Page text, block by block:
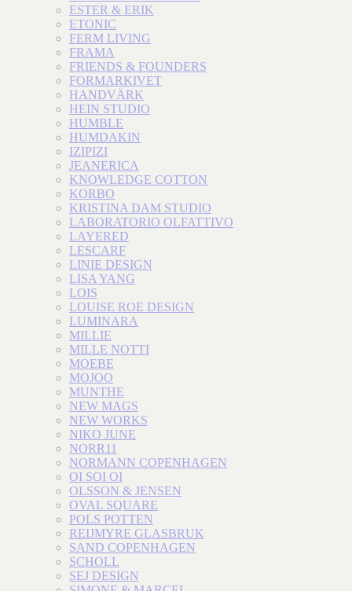
ESTER & ERIK
ETONIC
FERM LIVING
FRAMA
FRIENDS & FOUNDERS
FORMARKIVET
HANDVÄRK
HEIN STUDIO
HUMBLE
HUMDAKIN
IZIPIZI
JEANERICA
KNOWLEDGE COTTON
KORBO
KRISTINA DAM STUDIO
LABORATORIO OLFATTIVO
LAYERED
LESCARF
LINIE DESIGN
LISA YANG
LOIS
LOUISE ROE DESIGN
LUMINARA
MILLIE
MILLE NOTTI
MOEBE
MOJOO
MUNTHE
NEW MAGS
NEW WORKS
NIKO JUNE
NORR11
NORMANN COPENHAGEN
OI SOI OI
OLSSON & JENSEN
OVAL SQUARE
POLS POTTEN
REIJMYRE GLASBRUK
SAND COPENHAGEN
SCHOLL
SEJ DESIGN